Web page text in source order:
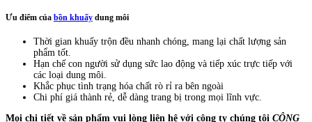
Ưu điểm của bồn khuấy dung môi
Thời gian khuấy trộn đều nhanh chóng, mang lại chất lượng sản
phẩm tốt.
Hạn chế con người sử dụng sức lao động và tiếp xúc trực tiếp với
các loại dung môi.
Khắc phục tình trạng hóa chất rò rỉ ra bên ngoài
Chi phí giá thành rẻ, dễ dàng trang bị trong mọi lĩnh vực.
Mọi chi tiết về sản phẩm vui lòng liên hệ với công ty chúng tôi CÔNG